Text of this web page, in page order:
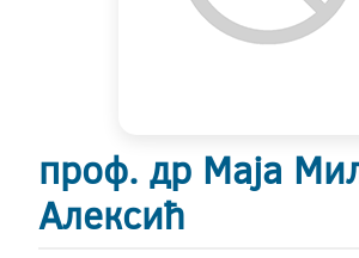
проф. др Маја
Алексић